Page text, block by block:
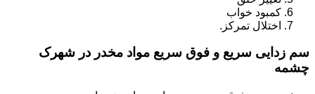
کمبود خواب
اختلال تمرکز.
سم زدایی سریع و فوق سریع مواد مخدر در شهرک
چشمه